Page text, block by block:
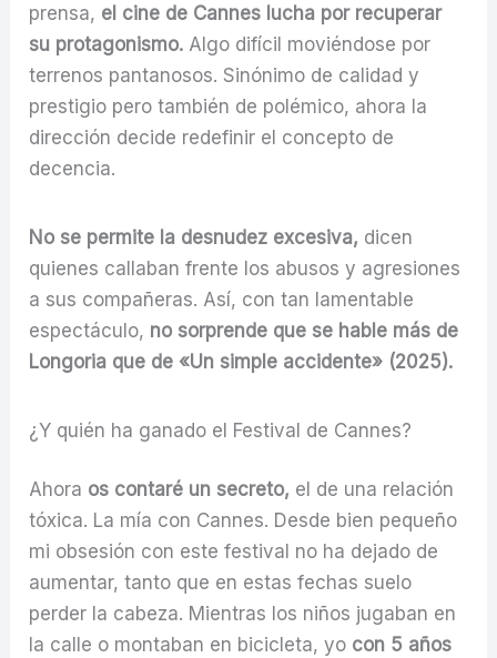
prensa, el cine de Cannes lucha por recuperar
su protagonismo. Algo difícil moviéndose por
terrenos pantanosos. Sinónimo de calidad y
prestigio pero también de polémico, ahora la
dirección decide redefinir el concepto de
decencia.
No se permite la desnudez excesiva, dicen
quienes callaban frente los abusos y agresiones
a sus compañeras. Así, con tan lamentable
espectáculo, no sorprende que se hable más de
Longoria que de «Un simple accidente» (2025).
¿Y quién ha ganado el Festival de Cannes?
Ahora os contaré un secreto, el de una relación
tóxica. La mía con Cannes. Desde bien pequeño
mi obsesión con este festival no ha dejado de
aumentar, tanto que en estas fechas suelo
perder la cabeza. Mientras los niños jugaban en
la calle o montaban en bicicleta, yo con 5 años